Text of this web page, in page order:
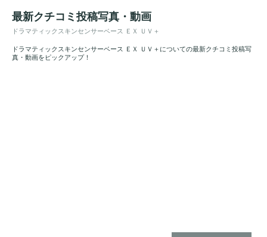
最新クチコミ投稿写真・動画
ドラマティックスキンセンサーベース ＥＸ ＵＶ＋
ドラマティックスキンセンサーベース ＥＸ ＵＶ＋についての最新クチコミ投稿写
真・動画をピックアップ！